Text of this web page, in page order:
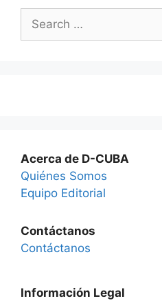
Search
for:
Acerca de D-CUBA
Quiénes Somos
Equipo Editorial
Contáctanos
Contáctanos
Información Legal